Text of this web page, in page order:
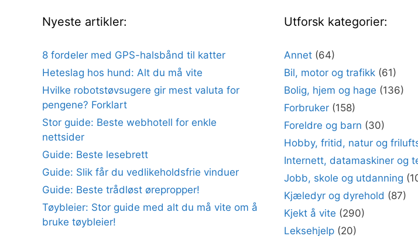
Nyeste artikler:
8 fordeler med GPS-halsbånd til katter
Heteslag hos hund: Alt du må vite
Hvilke robotstøvsugere gir mest valuta for
pengene? Forklart
Stor guide: Beste webhotell for enkle
nettsider
Guide: Beste lesebrett
Guide: Slik får du vedlikeholdsfrie vinduer
Guide: Beste trådløst ørepropper!
Tøybleier: Stor guide med alt du må vite om å
bruke tøybleier!
Utforsk kategorier:
Annet (64)
Bil, motor og trafikk (61)
Bolig, hjem og hage (136)
Forbruker (158)
Foreldre og barn (30)
Hobby, fritid, natur og
Internett, datamaskiner og
Jobb, skole og utdanning
Kjæledyr og dyrehold (87)
Kjekt å vite (290)
Leksehjelp (20)